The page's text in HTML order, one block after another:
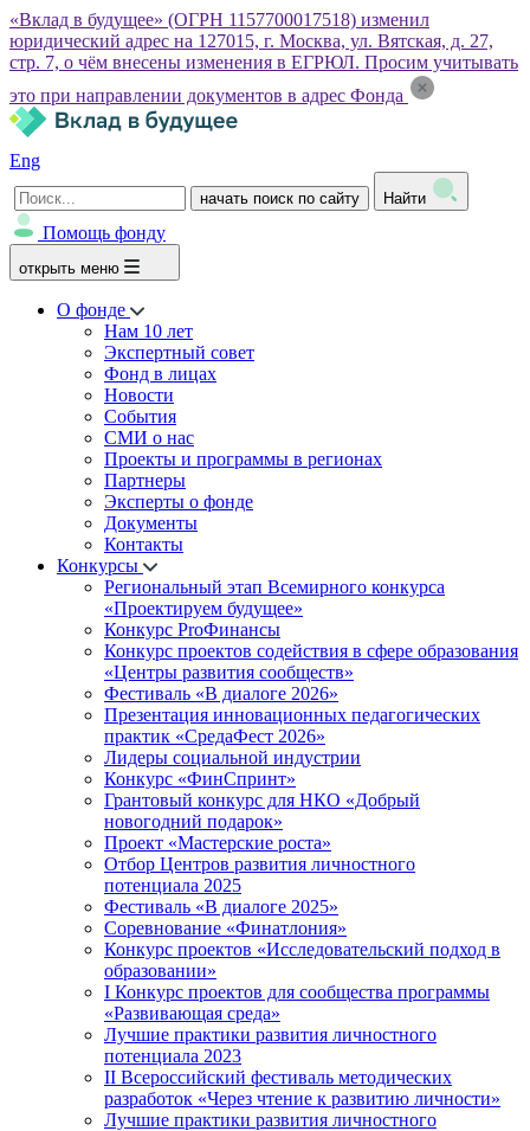
«Вклад в будущее» (ОГРН 1157700017518) изменил
юридический адрес на 127015, г. Москва, ул. Вятская, д. 27,
стр. 7, о чём внесены изменения в ЕГРЮЛ. Просим учитывать
это при направлении документов в адрес Фонда
Eng
начать поиск по сайту Найти
Помощь фонду
открыть меню
О фонде
Нам 10 лет
Экспертный совет
Фонд в лицах
Новости
События
СМИ о нас
Проекты и программы в регионах
Партнеры
Эксперты о фонде
Документы
Контакты
Конкурсы
Региональный этап Всемирного конкурса
«Проектируем будущее»
Конкурс ProФинансы
Конкурс проектов содействия в сфере образования
«Центры развития сообществ»
Фестиваль «В диалоге 2026»
Презентация инновационных педагогических
практик «СредаФест 2026»
Лидеры социальной индустрии
Конкурс «ФинСпринт»
Грантовый конкурс для НКО «Добрый
новогодний подарок»
Проект «Мастерские роста»
Отбор Центров развития личностного
потенциала 2025
Фестиваль «В диалоге 2025»
Соревнование «Финатлония»
Конкурс проектов «Исследовательский подход в
образовании»
I Конкурс проектов для сообщества программы
«Развивающая среда»
Лучшие практики развития личностного
потенциала 2023
II Всероссийский фестиваль методических
разработок «Через чтение к развитию личности»
Лучшие практики развития личностного